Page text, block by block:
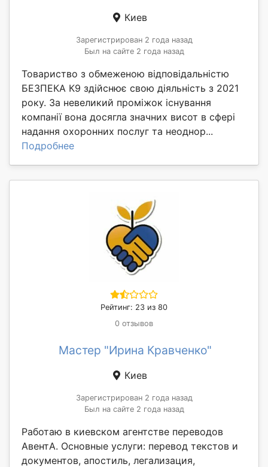
Киев
Зарегистрирован 2 года назад
Был на сайте 2 года назад
Товариство з обмеженою відповідальністю
БЕЗПЕКА К9 здійснює свою діяльність з 2021
року. За невеликий проміжок існування
компанії вона досягла значних висот в сфері
надання охоронних послуг та неоднор...
Подробнее
Рейтинг: 23 из 80
0 отзывов
Мастер "Ирина Кравченко"
Киев
Зарегистрирован 2 года назад
Был на сайте 2 года назад
Работаю в киевском агентстве переводов
АвентА. Основные услуги: перевод текстов и
документов, апостиль, легализация,